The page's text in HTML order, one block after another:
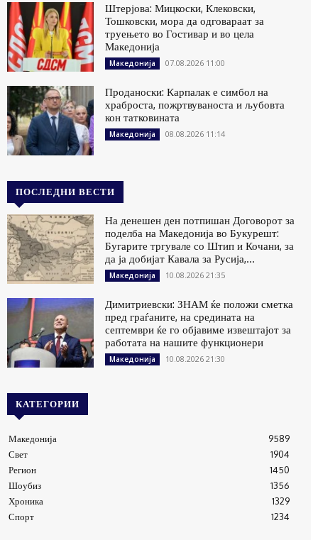
Штерјова: Мицкоски, Клековски,
Тошковски, мора да одговараат за
труењето во Гостивар и во цела
Македонија
Македонија 07.08.2026 11:00
Проданоски: Карпалак е симбол на
храброста, пожртвуваноста и љубовта
кон татковината
Македонија 08.08.2026 11:14
ПОСЛЕДНИ ВЕСТИ
На денешен ден потпишан Договорот за
поделба на Македонија во Букурешт:
Бугарите тргувале со Штип и Кочани, за
да ја добијат Кавала за Русија,...
Македонија 10.08.2026 21:35
Димитриевски: ЗНАМ ќе положи сметка
пред граѓаните, на средината на
септември ќе го објавиме извештајот за
работата на нашите функционери
Македонија 10.08.2026 21:30
КАТЕГОРИИ
Македонија
9589
Свет
1904
Регион
1450
Шоубиз
1356
Хроника
1329
Спорт
1234